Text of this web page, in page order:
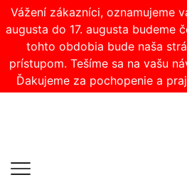
Vážení zákazníci, oznamujeme
augusta do 17. augusta budeme
tohto obdobia bude naša
prístupom. Tešíme sa na vašu
Ďakujeme za pochopenie a